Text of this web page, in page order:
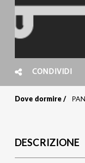
CONDIVIDI
pane
Dove dormire
DESCRIZIONE